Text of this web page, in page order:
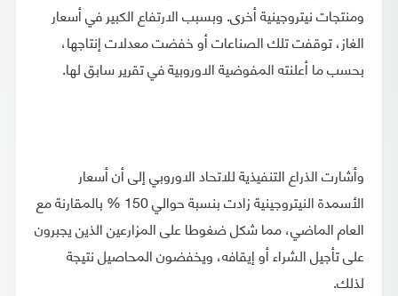
ومنتجات نيتروجينية أخرى. وبسبب الارتفاع الكبير في أسعار
الغاز، توقفت تلك الصناعات أو خفضت معدلات إنتاجها،
بحسب ما أعلنته المفوضية الاوروبية في تقرير سابق لها.
وأشارت الذراع التنفيذية للاتحاد الاوروبي إلى أن أسعار
الأسمدة النيتروجينية زادت بنسبة حوالي 150 % بالمقارنة مع
العام الماضي، مما شكل ضغوطا على المزارعين الذين يجبرون
على تأجيل الشراء أو إيقافه، ويخفضون المحاصيل نتيجة
لذلك.